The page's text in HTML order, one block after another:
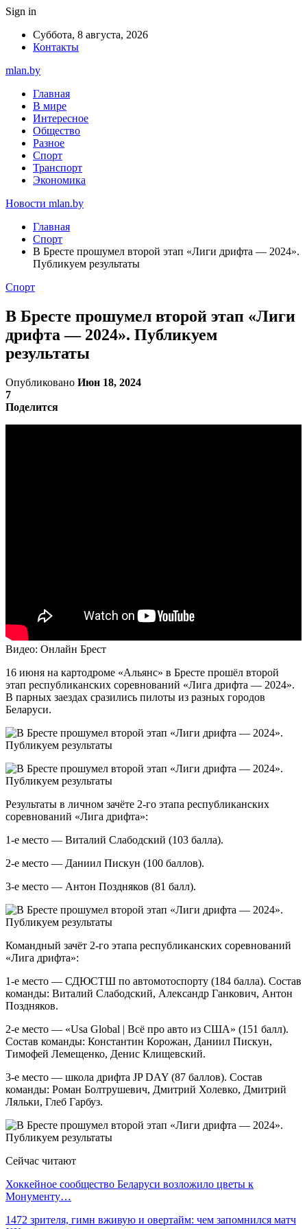
Sign in
Суббота, 8 августа, 2026
Контакты
mlan.by
Главная
В мире
Интересное
Общество
Разное
Спорт
Транспорт
Экономика
Новости mlan.by
Главная
Спорт
В Бресте прошумел второй этап «Лиги дрифта — 2024».
Публикуем результаты
Спорт
В Бресте прошумел второй этап «Лиги
дрифта — 2024». Публикуем
результаты
Опубликовано Июн 18, 2024
7
Поделится
Видео: Онлайн Брест
16 июня на картодроме «‎Альянс» в Бресте прошёл второй
этап республиканских соревнований «Лига дрифта — 2024».
В парных заездах сразились пилоты из разных городов
Беларуси.
Результаты в личном зачёте 2-го этапа республиканских
соревнований «Лига дрифта»:
1-е место — Виталий Слабодский (103 балла).
2-е место — Даниил Пискун (100 баллов).
3-е место — Антон Поздняков (81 балл).
Командный зачёт 2-го этапа республиканских соревнований
«Лига дрифта»:
1-е место — СДЮСТШ по автомотоспорту (184 балла). Состав
команды: Виталий Слабодский, Александр Ганкович, Антон
Поздняков.
2-е место — «Usa Global | Всё про авто из США» (151 балл).
Состав команды: Константин Корожан, Даниил Пискун,
Тимофей Лемещенко, Денис Клищевский.
3-е место — школа дрифта JP DAY (87 баллов). Состав
команды: Роман Болтрушевич, Дмитрий Холевко, Дмитрий
Ляльки, Глеб Гарбуз.
Сейчас читают
Хоккейное сообщество Беларуси возложило цветы к
Монументу…
1472 зрителя, гимн вживую и овертайм: чем запомнился матч